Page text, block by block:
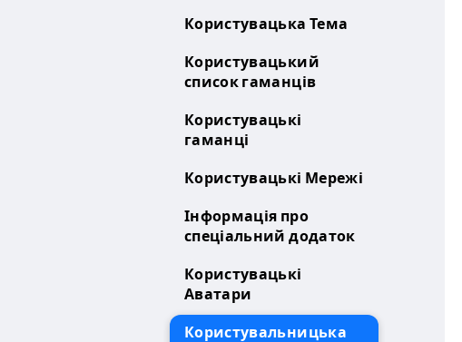
Користувацька Тема
Користувацький
список гаманців
Користувацькі
гаманці
Користувацькі Мережі
Інформація про
спеціальний додаток
Користувацькі
Аватари
Користувальницька